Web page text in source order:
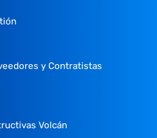
y Contratistas
Volcán